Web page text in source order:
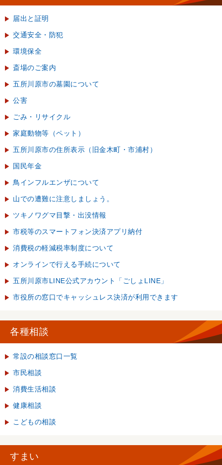
届出と証明
交通安全・防犯
環境保全
斎場のご案内
五所川原市の墓園について
公害
ごみ・リサイクル
家庭動物等（ペット）
五所川原市の住所表示（旧金木町・市浦村）
国民年金
鳥インフルエンザについて
山での遭難に注意しましょう。
ツキノワグマ目撃・出没情報
市税等のスマートフォン決済アプリ納付
消費税の軽減税率制度について
オンラインで行える手続について
五所川原市LINE公式アカウント「ごしょLINE」
市役所の窓口でキャッシュレス決済が利用できます
各種相談
常設の相談窓口一覧
市民相談
消費生活相談
健康相談
こどもの相談
すまい